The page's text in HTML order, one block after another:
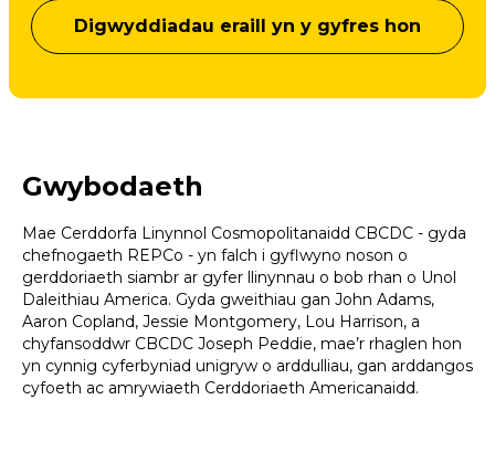
Digwyddiadau eraill yn y gyfres hon
Gwybodaeth
Mae Cerddorfa Linynnol Cosmopolitanaidd CBCDC - gyda
chefnogaeth REPCo - yn falch i gyflwyno noson o
gerddoriaeth siambr ar gyfer llinynnau o bob rhan o Unol
Daleithiau America. Gyda gweithiau gan John Adams,
Aaron Copland, Jessie Montgomery, Lou Harrison, a
chyfansoddwr CBCDC Joseph Peddie, mae’r rhaglen hon
yn cynnig cyferbyniad unigryw o arddulliau, gan arddangos
cyfoeth ac amrywiaeth Cerddoriaeth Americanaidd.